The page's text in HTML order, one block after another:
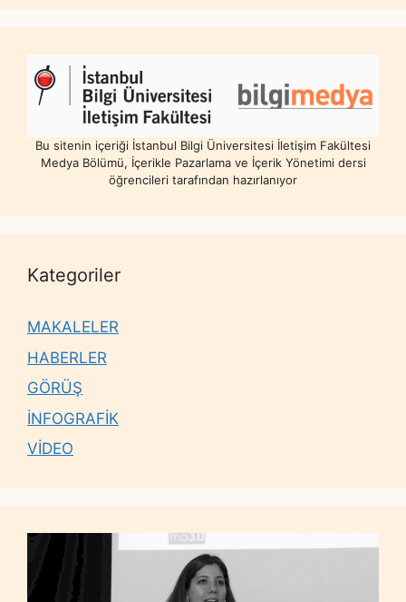
Bu sitenin içeriği İstanbul Bilgi Üniversitesi İletişim Fakültesi
Medya Bölümü, İçerikle Pazarlama ve İçerik Yönetimi dersi
öğrencileri tarafından hazırlanıyor
Kategoriler
MAKALELER
HABERLER
GÖRÜŞ
İNFOGRAFİK
VİDEO